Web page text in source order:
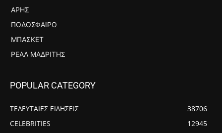
ΆΡΗΣ
ΠΟΔΌΣΦΑΙΡΟ
ΜΠΆΣΚΕΤ
ΡΕΆΛ ΜΑΔΡΊΤΗΣ
POPULAR CATEGORY
ΤΕΛΕΥΤΑΙΕΣ ΕΙΔΗΣΕΙΣ
38706
CELEBRITIES
12945